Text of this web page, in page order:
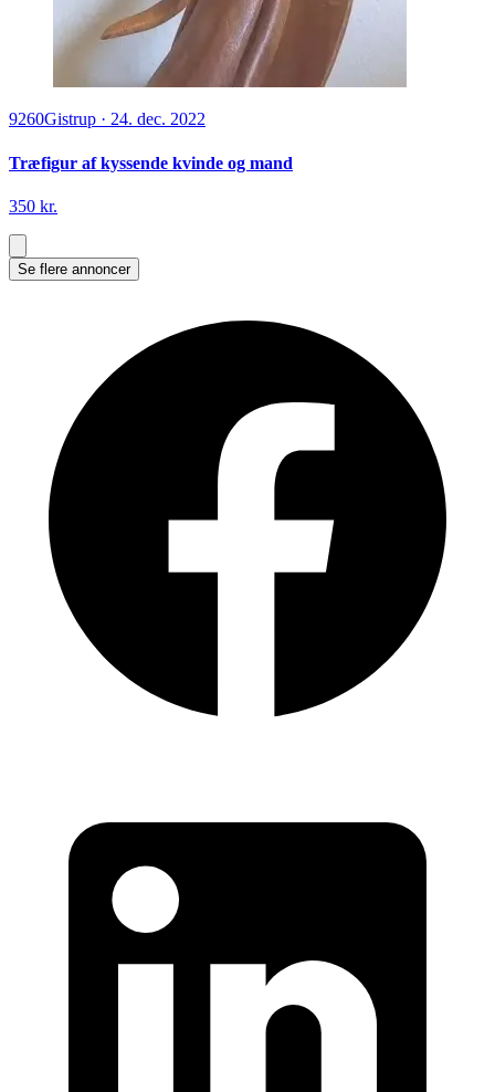
9260Gistrup · 24. dec. 2022
Træfigur af kyssende kvinde og mand
350 kr.
Se flere annoncer